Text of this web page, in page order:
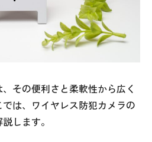
その便利さと柔軟性から広く
は、ワイヤレス防犯カメラの
します。